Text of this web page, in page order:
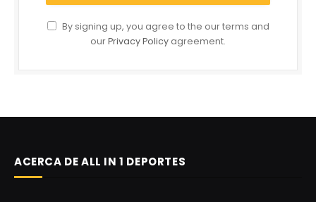
By signing up, you agree to the our terms and
ourPrivacy Policy agreement.
ACERCA DE ALL IN 1 DEPORTES